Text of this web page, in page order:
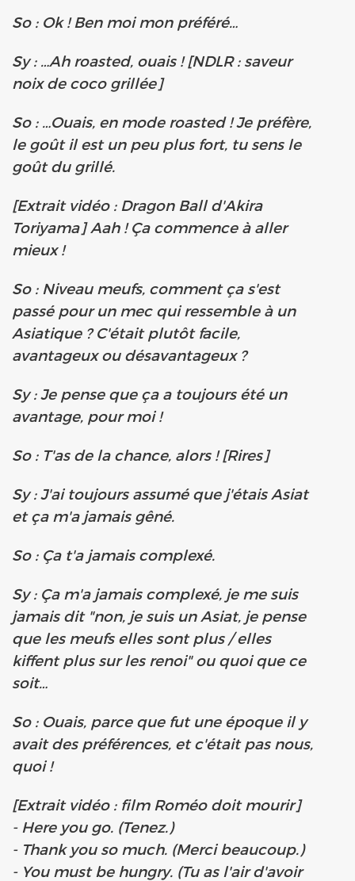
So : Ok ! Ben moi mon préféré…
Sy : …Ah roasted, ouais ! [NDLR : saveur
noix de coco grillée]
So : …Ouais, en mode roasted ! Je préfère,
le goût il est un peu plus fort, tu sens le
goût du grillé.
[Extrait vidéo : Dragon Ball d'Akira
Toriyama] Aah ! Ça commence à aller
mieux !
So : Niveau meufs, comment ça s'est
passé pour un mec qui ressemble à un
Asiatique ? C'était plutôt facile,
avantageux ou désavantageux ?
Sy : Je pense que ça a toujours été un
avantage, pour moi !
So : T'as de la chance, alors ! [Rires]
Sy : J'ai toujours assumé que j'étais Asiat
et ça m'a jamais gêné.
So : Ça t'a jamais complexé.
Sy : Ça m'a jamais complexé, je me suis
jamais dit "non, je suis un Asiat, je pense
que les meufs elles sont plus / elles
kiffent plus sur les renoi" ou quoi que ce
soit…
So : Ouais, parce que fut une époque il y
avait des préférences, et c'était pas nous,
quoi !
[Extrait vidéo : film Roméo doit mourir]
- Here you go. (Tenez.)
- Thank you so much. (Merci beaucoup.)
- You must be hungry. (Tu as l'air d'avoir